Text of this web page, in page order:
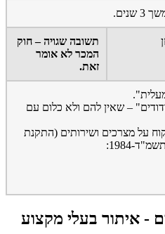
תשובה שגויה – חוק
המכר לא אומר
זאת.
– שאין להם ולא כלום עם
חל סעיף 7 לצו הפיקוח על מצרכים ושירותים (התקנת
1984:
- איתור בעלי מקצוע